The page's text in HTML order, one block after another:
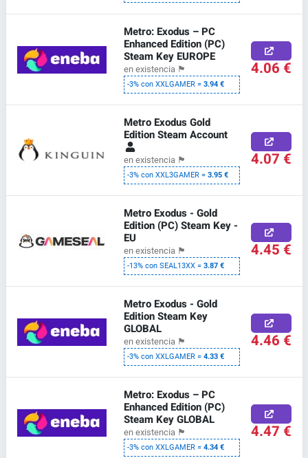
Metro: Exodus – PC
Enhanced Edition (PC)
Steam Key EUROPE
en existencia 🏴
-3% con XXLGAMER =3.94 €
4.06 €
Metro Exodus Gold
Edition Steam Account
en existencia 🏴
-3% con XXL3GAMER =3.95 €
4.07 €
Metro Exodus - Gold
Edition (PC) Steam Key -
EU
en existencia 🏴
-13% con SEAL13XX =3.87 €
4.45 €
Metro Exodus - Gold
Edition Steam Key
GLOBAL
en existencia 🏴
-3% con XXLGAMER =4.33 €
4.46 €
Metro: Exodus – PC
Enhanced Edition (PC)
Steam Key GLOBAL
en existencia 🏴
-3% con XXLGAMER =4.34 €
4.47 €